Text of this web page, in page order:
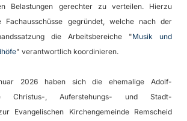
Belastungen gerechter zu verteilen. Hierzu
gegründet, welche nach der
die Arbeitsbereiche "Musik und
" verantwortlich koordinieren.
2026 haben sich die ehemalige Adolf-
Christus-, Auferstehungs- und Stadt-
Evangelischen Kirchengemeinde Remscheid